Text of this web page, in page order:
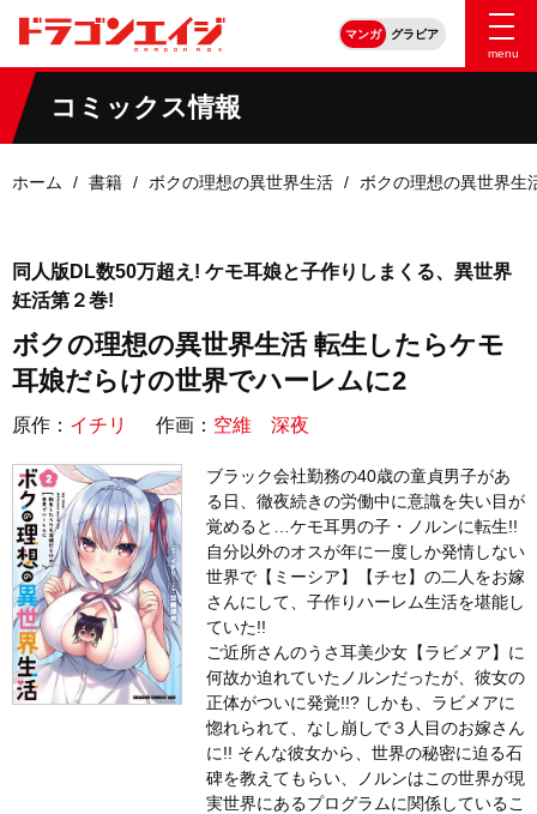
マンガ
グラビア
menu
コミックス情報
ホーム 書籍 ボクの理想の異世界生活 ボクの理想の異世界生
同人版DL数50万超え! ケモ耳娘と子作りしまくる、異世界
妊活第２巻!
ボクの理想の異世界生活 転生したらケモ
耳娘だらけの世界でハーレムに2
原作： イチリ 作画： 空維 深夜
ブラック会社勤務の40歳の童貞男子があ
る日、徹夜続きの労働中に意識を失い目が
覚めると…ケモ耳男の子・ノルンに転生!!
自分以外のオスが年に一度しか発情しない
世界で【ミーシア】【チセ】の二人をお嫁
さんにして、子作りハーレム生活を堪能し
ていた!!
ご近所さんのうさ耳美少女【ラビメア】に
何故か迫れていたノルンだったが、彼女の
正体がついに発覚!!? しかも、ラビメアに
惚れられて、なし崩しで３人目のお嫁さん
に!! そんな彼女から、世界の秘密に迫る石
碑を教えてもらい、ノルンはこの世界が現
実世界にあるプログラムに関係しているこ